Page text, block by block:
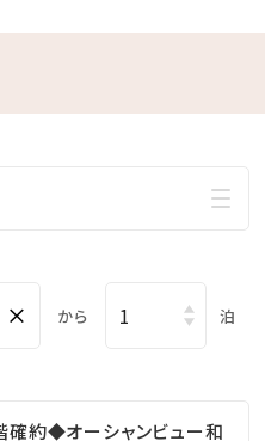
着に着替えてビーチへ直
り
ます！
疲れた身体をのんびり
× から 泊
確約◆オーシャンビュー和